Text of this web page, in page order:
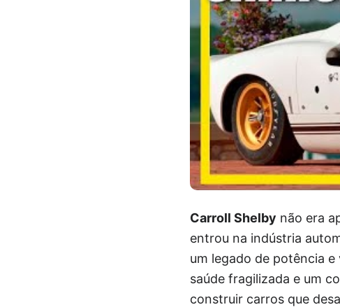
Carroll Shelby não era
entrou na indústria
um legado de potência
saúde fragilizada e um
construir carros que